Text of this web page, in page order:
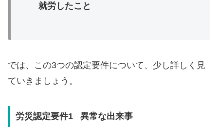
就労したこと
では、この3つの認定要件について、少し詳しく見
ていきましょう。
労災認定要件1 異常な出来事